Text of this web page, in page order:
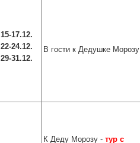
15-17.12.
22-24.12.
29-31.12.
В гости к Дедушке Морозу
К Деду Морозу - тур с